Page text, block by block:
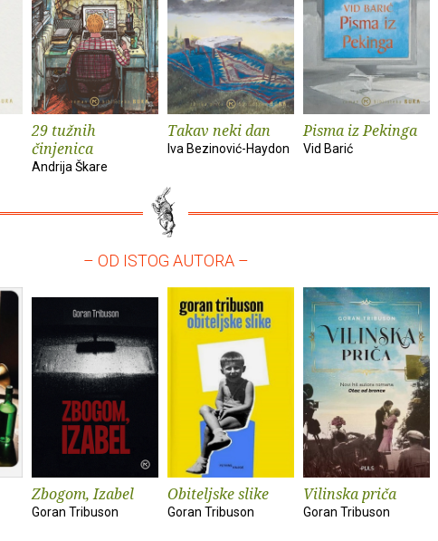
29 tužnih
činjenica
Andrija Škare
Takav neki dan
Iva Bezinović-Haydon
Pisma iz Pekinga
Vid Barić
– OD ISTOG AUTORA –
Zbogom, Izabel
Goran Tribuson
Obiteljske slike
Goran Tribuson
Vilinska priča
Goran Tribuson